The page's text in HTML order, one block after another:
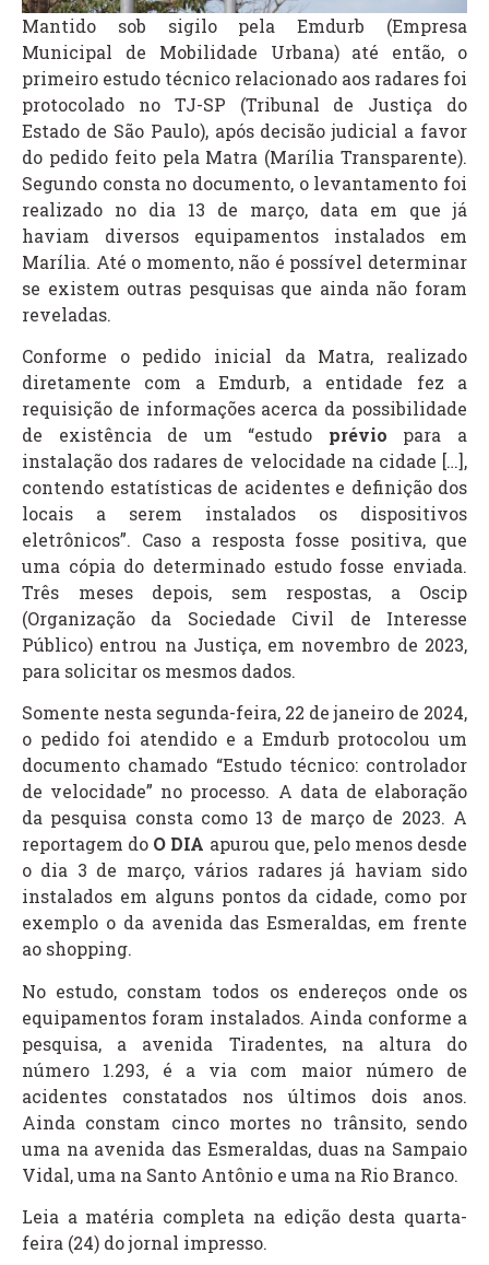
Mantido sob sigilo pela Emdurb (Empresa
Municipal de Mobilidade Urbana) até então, o
primeiro estudo técnico relacionado aos radares foi
protocolado no TJ-SP (Tribunal de Justiça do
Estado de São Paulo), após decisão judicial a favor
do pedido feito pela Matra (Marília Transparente).
Segundo consta no documento, o levantamento foi
realizado no dia 13 de março, data em que já
haviam diversos equipamentos instalados em
Marília. Até o momento, não é possível determinar
se existem outras pesquisas que ainda não foram
reveladas.
Conforme o pedido inicial da Matra, realizado
diretamente com a Emdurb, a entidade fez a
requisição de informações acerca da possibilidade
de existência de um “estudo prévio para a
instalação dos radares de velocidade na cidade […],
contendo estatísticas de acidentes e definição dos
locais a serem instalados os dispositivos
eletrônicos”. Caso a resposta fosse positiva, que
uma cópia do determinado estudo fosse enviada.
Três meses depois, sem respostas, a Oscip
(Organização da Sociedade Civil de Interesse
Público) entrou na Justiça, em novembro de 2023,
para solicitar os mesmos dados.
Somente nesta segunda-feira, 22 de janeiro de 2024,
o pedido foi atendido e a Emdurb protocolou um
documento chamado “Estudo técnico: controlador
de velocidade” no processo. A data de elaboração
da pesquisa consta como 13 de março de 2023. A
reportagem do O DIA apurou que, pelo menos desde
o dia 3 de março, vários radares já haviam sido
instalados em alguns pontos da cidade, como por
exemplo o da avenida das Esmeraldas, em frente
ao shopping.
No estudo, constam todos os endereços onde os
equipamentos foram instalados. Ainda conforme a
pesquisa, a avenida Tiradentes, na altura do
número 1.293, é a via com maior número de
acidentes constatados nos últimos dois anos.
Ainda constam cinco mortes no trânsito, sendo
uma na avenida das Esmeraldas, duas na Sampaio
Vidal, uma na Santo Antônio e uma na Rio Branco.
Leia a matéria completa na edição desta quarta-
feira (24) do jornal impresso.